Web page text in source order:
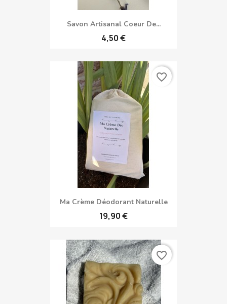
Savon Artisanal Coeur De...
4,50 €
Ma Crème Déodorant Naturelle
19,90 €
favorite_border
favorite_border